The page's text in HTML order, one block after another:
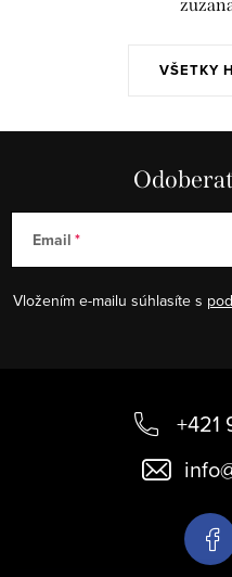
VŠETKY
Email
Vložením e-mailu súhlasíte s
+421
info